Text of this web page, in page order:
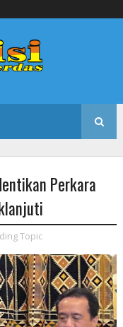
Perkara
Topic